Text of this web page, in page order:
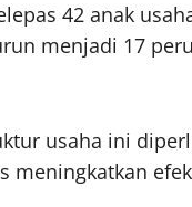
42 anak
menjadi 17
usaha ini
meningkatkan